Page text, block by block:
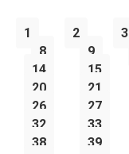
1 2 3
8
9
14
15
20
21
26
27
32
33
38
39